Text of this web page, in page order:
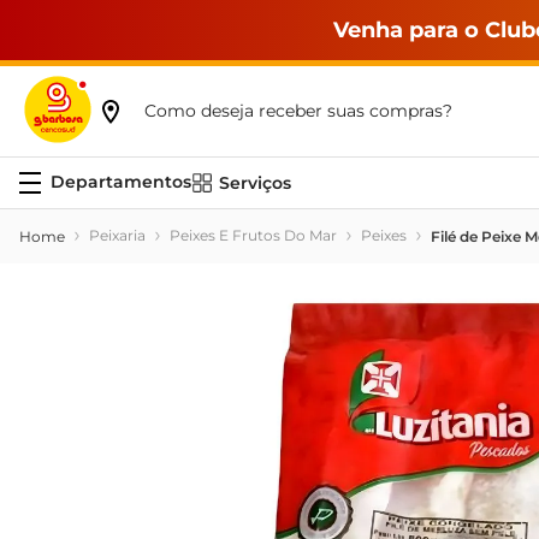
Venha para o
Como deseja receber suas compras?
Serviços
Peixaria Peixes E Frutos Do Mar Peixes Filé de Peixe